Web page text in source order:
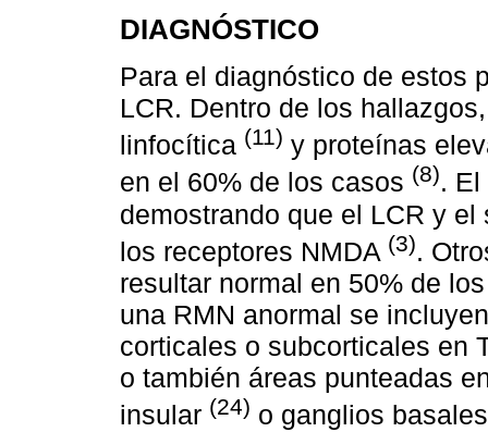
DIAGNÓSTICO
Para el diagnóstico de estos
LCR. Dentro de los
linfocítica (11) y proteínas
en el 60% de los casos (8).
demostrando que el LCR y
los receptores NMDA (3).
resultar normal en 50% de
una RMN anormal se
corticales o subcorticales en
o también áreas punteadas
insular (24) o ganglios